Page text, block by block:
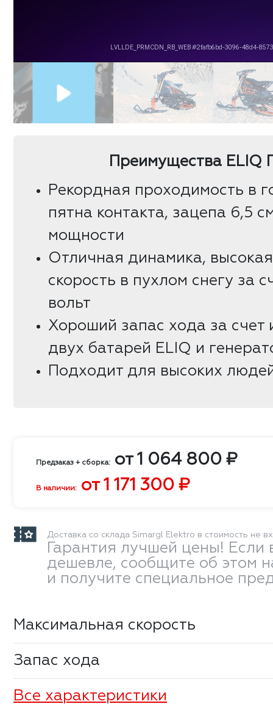
Преимущества ELIQ
Рекордная проходимость в
пятна контакта, зацепа 6,5
мощности
Отличная динамика,
скорость в пухлом снегу за
вольт
Хороший запас хода за счет
двух батарей ELIQ и
Подходит для высоких
Предзаказ + сборка: от1 064 800 ₽
В наличии: от1 171 300 ₽
Доставка со склада Simargl Elektro в стоимость не
Гарантия лучшей цены! Если
дешевле, сообщите об этом
и получите специальное
Максимальная скорость
Запас хода
Все характеристики